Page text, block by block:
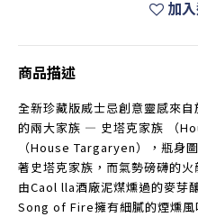
加
商品描述
全新珍藏版威士忌創意靈感來
的兩大家族 — 史塔克家族 （
（House Targaryen），瓶身
著史塔克家族，而氣勢磅礴的火
由Caol lla酒廠泥煤燻過的麥芽
Song of Fire擁有細膩的煙燻